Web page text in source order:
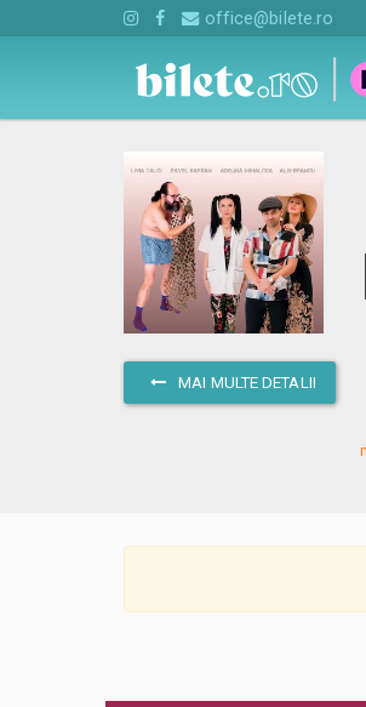
office@bilete.ro
MAI MULTE DETALII